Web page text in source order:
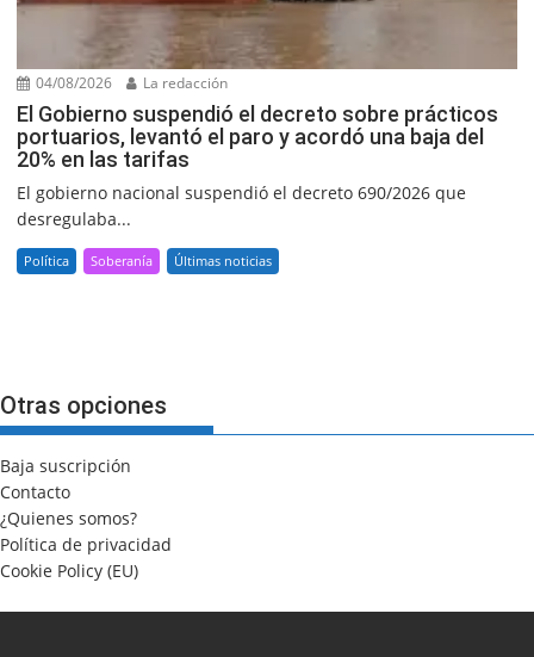
04/08/2026 La redacción
El Gobierno suspendió el decreto sobre prácticos
portuarios, levantó el paro y acordó una baja del
20% en las tarifas
El gobierno nacional suspendió el decreto 690/2026 que
desregulaba...
Política Soberanía Últimas noticias
Otras opciones
Baja suscripción
Contacto
¿Quienes somos?
Política de privacidad
Cookie Policy (EU)